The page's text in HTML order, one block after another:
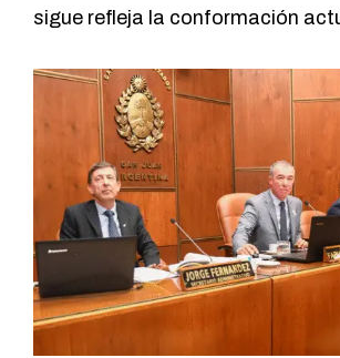
sigue refleja la conformación